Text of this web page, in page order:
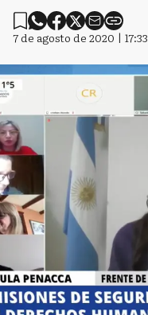
7 de agosto de 2020 | 17:33